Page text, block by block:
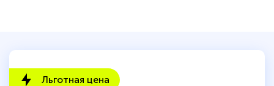
Льготная цена